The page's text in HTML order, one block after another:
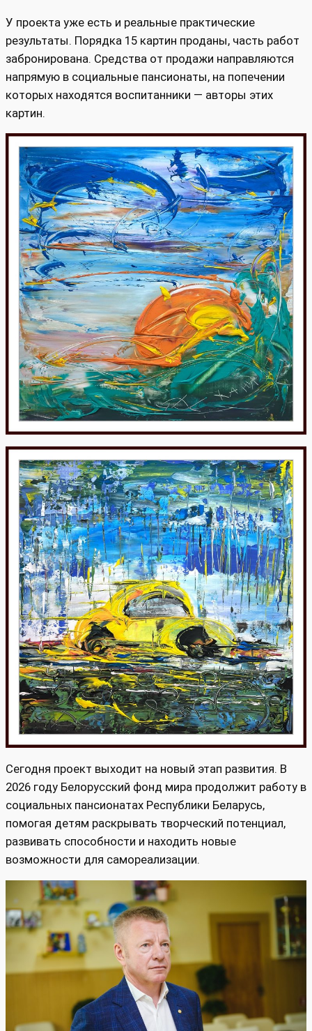
У проекта уже есть и реальные практические
результаты. Порядка 15 картин проданы, часть работ
забронирована. Средства от продажи направляются
напрямую в социальные пансионаты, на попечении
которых находятся воспитанники — авторы этих
картин.
Сегодня проект выходит на новый этап развития. В
2026 году Белорусский фонд мира продолжит работу в
социальных пансионатах Республики Беларусь,
помогая детям раскрывать творческий потенциал,
развивать способности и находить новые
возможности для самореализации.